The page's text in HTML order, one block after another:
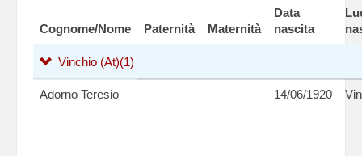
Cognome/Nome Paternità Maternità
Data
nascita
Vinchio (At)(1)
Adorno Teresio 14/06/1920